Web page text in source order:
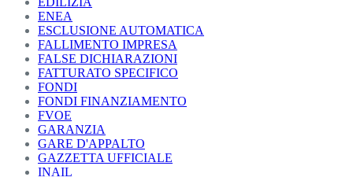
ENEA
ESCLUSIONE AUTOMATICA
FALLIMENTO IMPRESA
FALSE DICHIARAZIONI
FATTURATO SPECIFICO
FONDI
FONDI FINANZIAMENTO
FVOE
GARANZIA
GARE D'APPALTO
GAZZETTA UFFICIALE
INAIL